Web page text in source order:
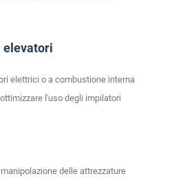
elevatori
elettrici o a combustione interna
l'uso degli impilatori
delle attrezzature